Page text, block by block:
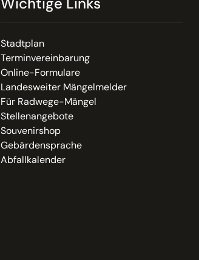
Stadtplan
Terminvereinbarung
Online-Formulare
Landesweiter Mängelmelder
Für Radwege-Mängel
Stellenangebote
Souvenirshop
Gebärdensprache
Abfallkalender